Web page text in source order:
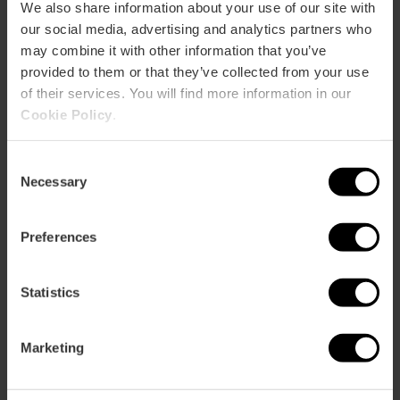
We also share information about your use of our site with
our social media, advertising and analytics partners who
may combine it with other information that you’ve
provided to them or that they’ve collected from your use
of their services. You will find more information in our
Cookie Policy
Selection
Necessary
Preferences
Statistics
Marketing
VISITANTS
PLAZA DEL ROSARIO 3